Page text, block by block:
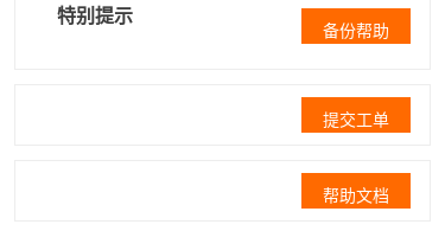
特别提示
备份帮助
提交工单
帮助文档